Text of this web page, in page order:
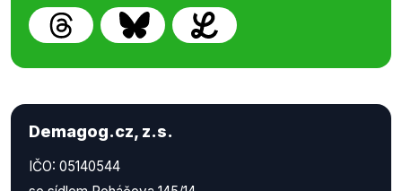
Demagog.cz, z.s.
IČO: 05140544